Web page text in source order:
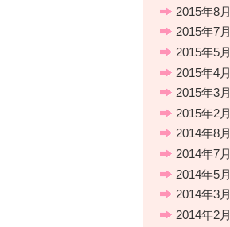
2015年8月
2015年7月
2015年5月
2015年4月
2015年3月
2015年2月
2014年8月
2014年7月
2014年5月
2014年3月
2014年2月